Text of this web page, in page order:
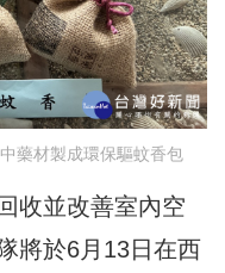
藥材製成環保驅蚊香包
收並改善室內空
將於6月13日在西